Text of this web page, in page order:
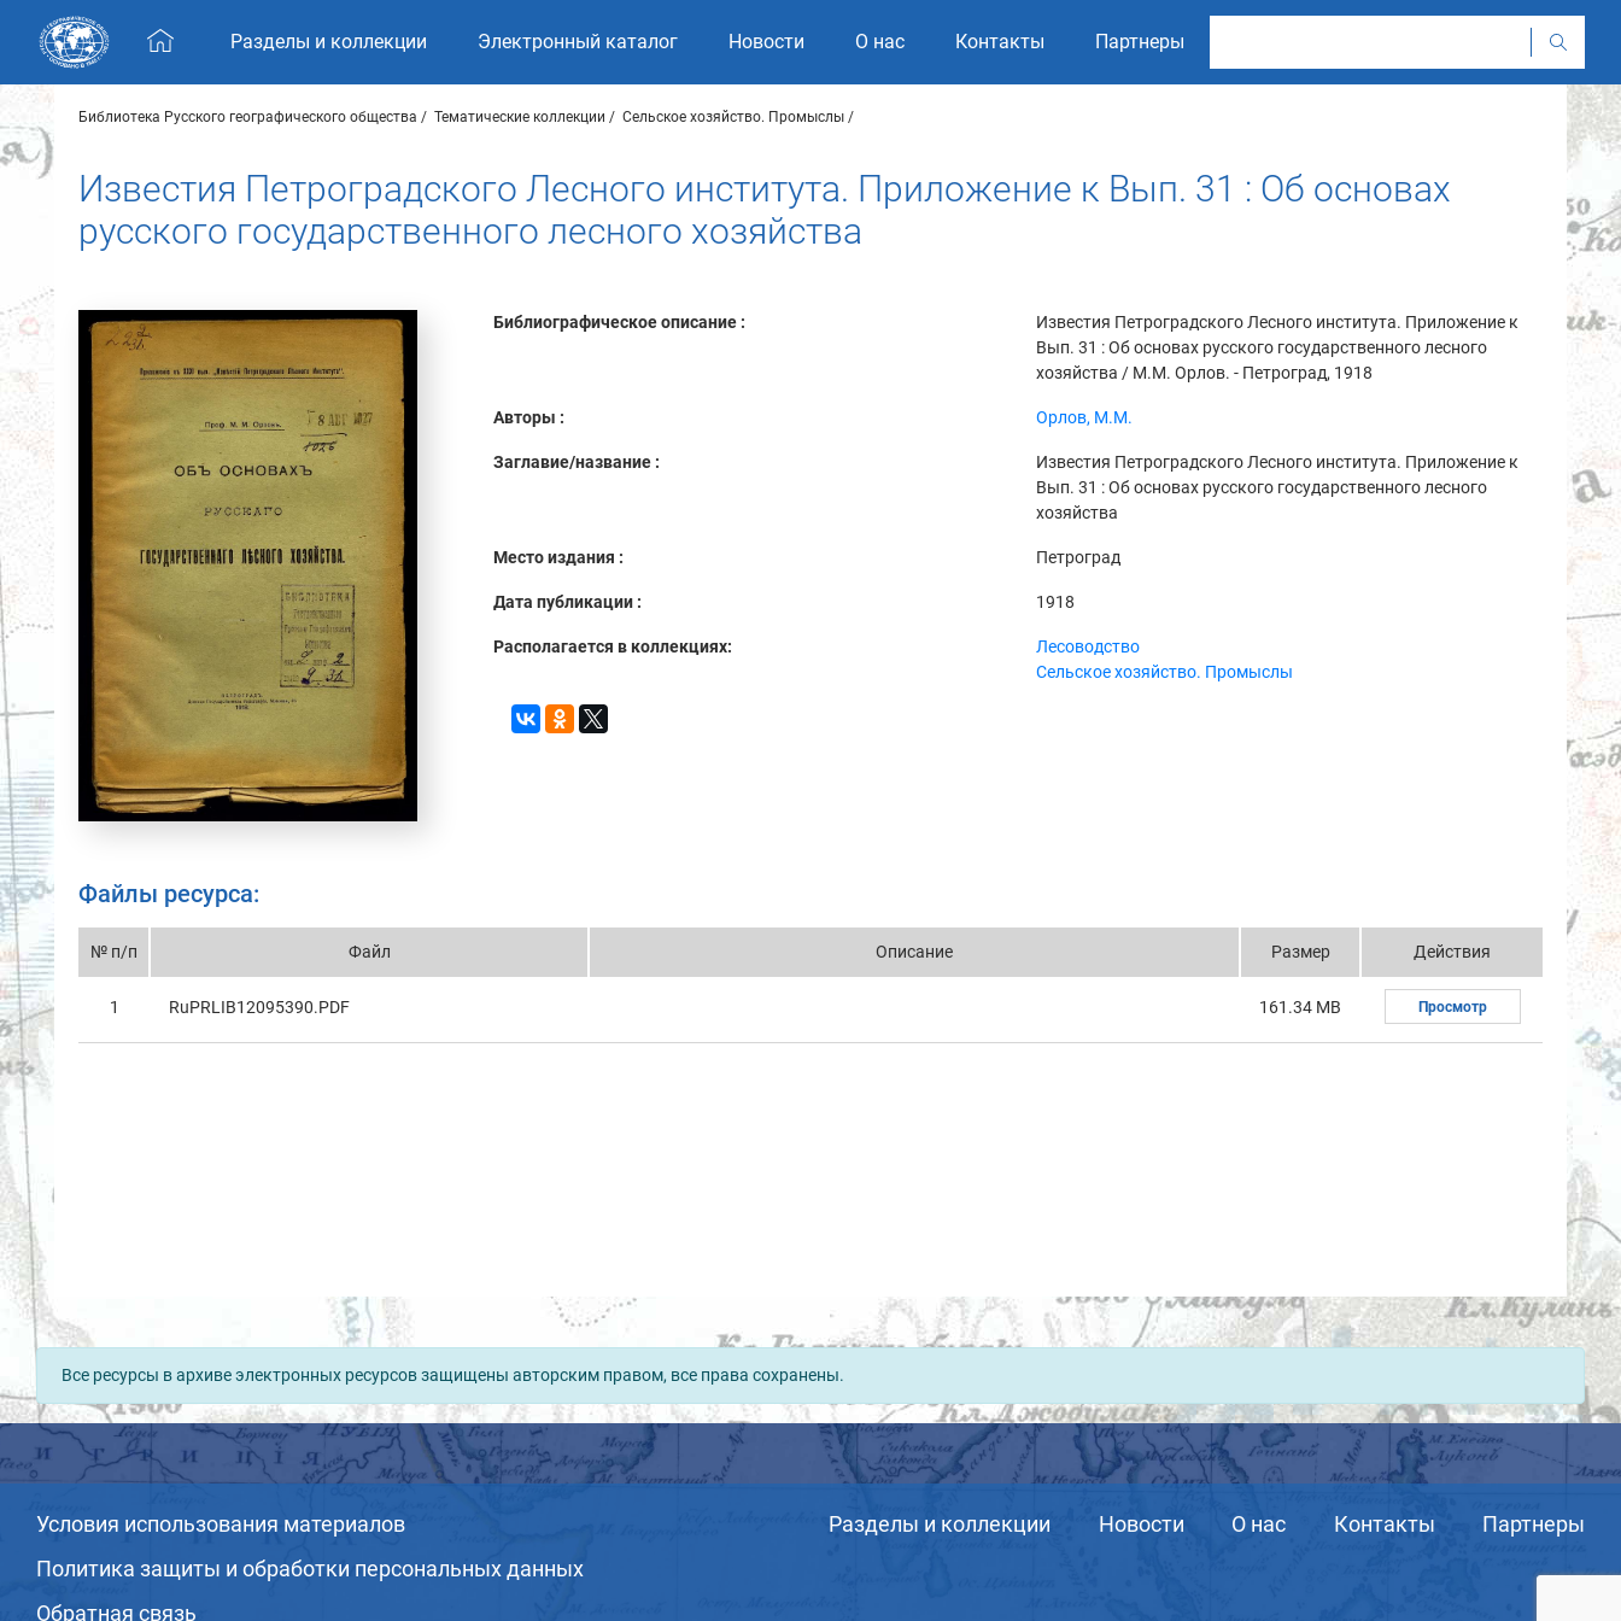
Skip navigation
Разделы и коллекции Электронный каталог Новости О нас Контакты Партнеры
Библиотека Русского географического общества Тематические коллекции Сельское хозяйство. Промыслы
Известия Петроградского Лесного института. Приложение к Вып. 31 : Об основах
русского государственного лесного хозяйства
Библиографическое описание :
Известия Петроградского Лесного института. Приложение к
Вып. 31 : Об основах русского государственного лесного
хозяйства / М.М. Орлов. - Петроград, 1918
Авторы : Орлов, М.М.
Заглавие/название :
Известия Петроградского Лесного института. Приложение к
Вып. 31 : Об основах русского государственного лесного
хозяйства
Место издания : Петроград
Дата публикации : 1918
Располагается в коллекциях:
Лесоводство
Сельское хозяйство. Промыслы
Файлы ресурса:
№ п/п Файл Описание Размер Действия
1 RuPRLIB12095390.PDF 161.34 MB Просмотр
Все ресурсы в архиве электронных ресурсов защищены авторским правом, все права сохранены.
Условия использования материалов
Политика защиты и обработки персональных данных
Обратная связь
Разделы и коллекции Новости О нас Контакты Партнеры